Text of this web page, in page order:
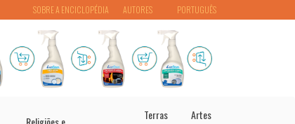
PORTUGUÊS
SOBRE A ENCICLOPÉDIA AUTORES
Terras
Artes